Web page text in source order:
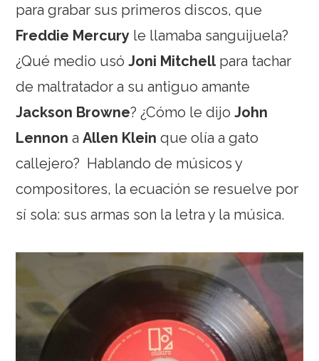
para grabar sus primeros discos, que
Freddie Mercury le llamaba sanguijuela?
¿Qué medio usóJoni Mitchell para tachar
de maltratador a su antiguo amante
Jackson Browne? ¿Cómo le dijoJohn
Lennon aAllen Klein que olía a gato
callejero? Hablando de músicos y
compositores, la ecuación se resuelve por
sí sola: sus armas son la letra y la música.